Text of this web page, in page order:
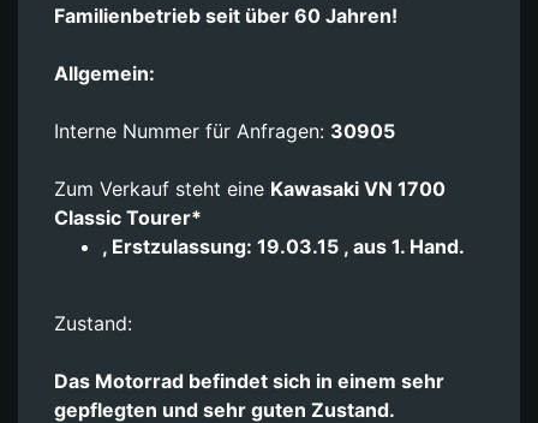
Familienbetrieb seit über 60 Jahren!
Allgemein:
Interne Nummer für Anfragen: 30905
Zum Verkauf steht eine Kawasaki VN 1700
Classic Tourer*
, Erstzulassung: 19.03.15 , aus 1. Hand.
Zustand:
Das Motorrad befindet sich in einem sehr
gepflegten und sehr guten Zustand.